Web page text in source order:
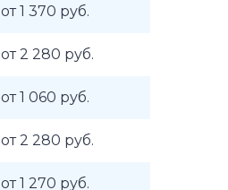
от 1 370 руб.
от 2 280 руб.
от 1 060 руб.
от 2 280 руб.
от 1 270 руб.